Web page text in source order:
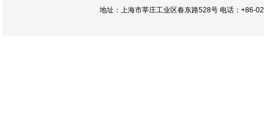
地址：上海市莘庄工业区春东路528号 电话：+86-